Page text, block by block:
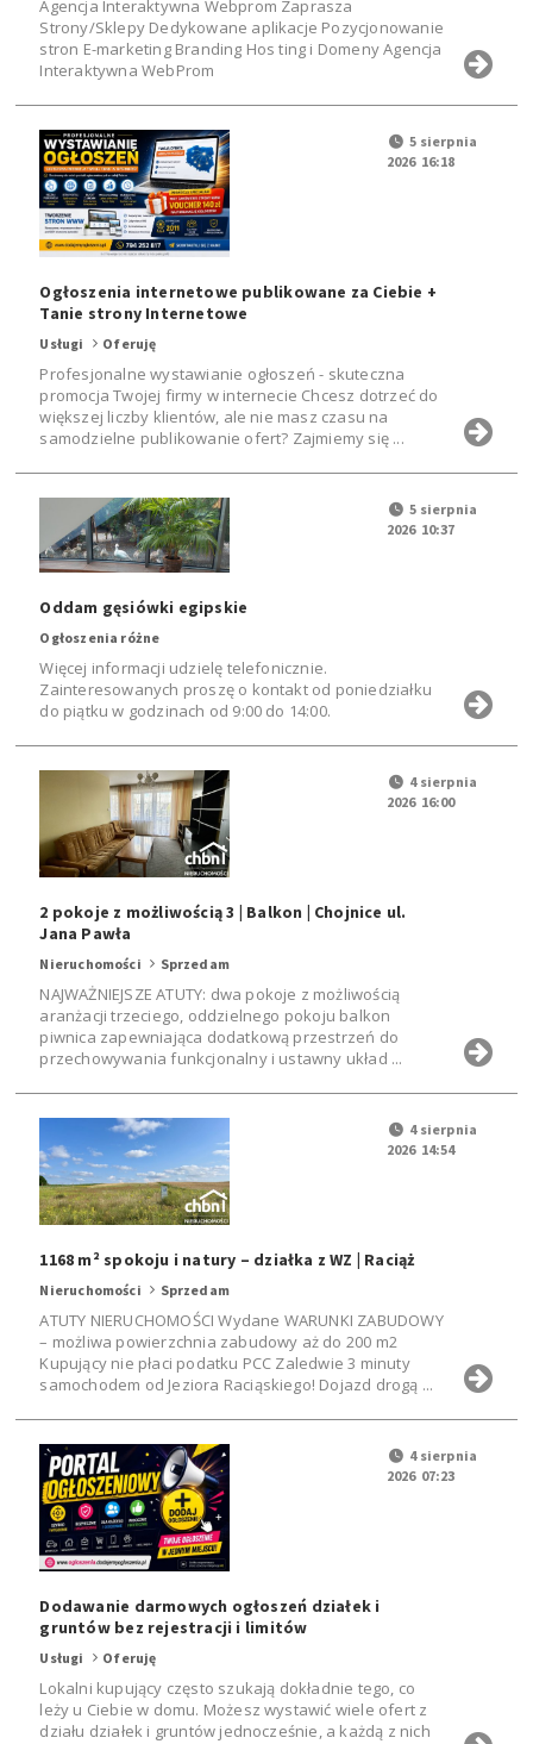
Agencja Interaktywna Webprom Zaprasza
Strony/Sklepy Dedykowane aplikacje Pozycjonowanie
stron E-marketing Branding Hos ting i Domeny Agencja
Interaktywna WebProm
5 sierpnia
2026 16:18
Ogłoszenia internetowe publikowane za Ciebie +
Tanie strony Internetowe
Usługi Oferuję
Profesjonalne wystawianie ogłoszeń - skuteczna
promocja Twojej firmy w internecie Chcesz dotrzeć do
większej liczby klientów, ale nie masz czasu na
samodzielne publikowanie ofert? Zajmiemy się ...
5 sierpnia
2026 10:37
Oddam gęsiówki egipskie
Ogłoszenia różne
Więcej informacji udzielę telefonicznie.
Zainteresowanych proszę o kontakt od poniedziałku
do piątku w godzinach od 9:00 do 14:00.
4 sierpnia
2026 16:00
2 pokoje z możliwością 3 | Balkon | Chojnice ul.
Jana Pawła
Nieruchomości Sprzedam
NAJWAŻNIEJSZE ATUTY: dwa pokoje z możliwością
aranżacji trzeciego, oddzielnego pokoju balkon
piwnica zapewniająca dodatkową przestrzeń do
przechowywania funkcjonalny i ustawny układ ...
4 sierpnia
2026 14:54
1168 m² spokoju i natury – działka z WZ | Raciąż
Nieruchomości Sprzedam
ATUTY NIERUCHOMOŚCI Wydane WARUNKI ZABUDOWY
– możliwa powierzchnia zabudowy aż do 200 m2
Kupujący nie płaci podatku PCC Zaledwie 3 minuty
samochodem od Jeziora Raciąskiego! Dojazd drogą ...
4 sierpnia
2026 07:23
Dodawanie darmowych ogłoszeń działek i
gruntów bez rejestracji i limitów
Usługi Oferuję
Lokalni kupujący często szukają dokładnie tego, co
leży u Ciebie w domu. Możesz wystawić wiele ofert z
działu działek i gruntów jednocześnie, a każdą z nich